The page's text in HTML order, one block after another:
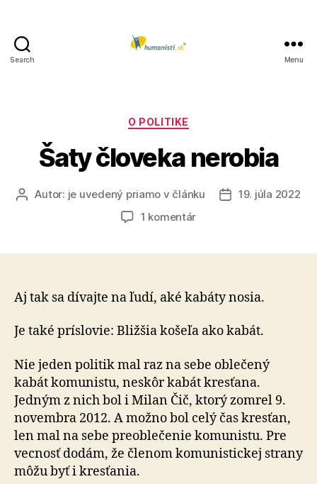
Search Menu
Kategórie
O POLITIKE
Šaty človeka nerobia
AutorAutor: je uvedený priamo v článku
Dátum
19. júla 2022
1 komentárna
Aj tak sa dívajte na ľudí, aké kabáty nosia.
Je také príslovie: Bližšia košeľa ako kabát.
Nie jeden politik mal raz na sebe oblečený
kabát komunistu, neskôr kabát kresťana.
Jedným z nich bol i Milan Čič, ktorý zomrel 9.
novembra 2012. A možno bol celý čas kresťan,
len mal na sebe preoblečenie komunistu. Pre
vecnosť dodám, že členom komunistickej strany
môžu byť i kresťania.